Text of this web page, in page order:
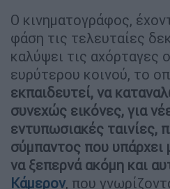
Ο κινηματογράφος,
φάση τις τελευταίες
καλύψει τις αχόρταγες
ευρύτερου κοινού, το
εκπαιδευτεί, να
συνεχώς εικόνες, για
εντυπωσιακές ταινίες,
σύμπαντος που υπάρχει
να ξεπερνά ακόμη και
Κάμερον, που